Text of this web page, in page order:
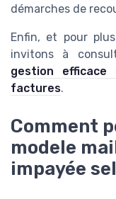
démarches de
Enfin, et pour
invitons à
gestion efficace
factures.
Comment
modele
impayée